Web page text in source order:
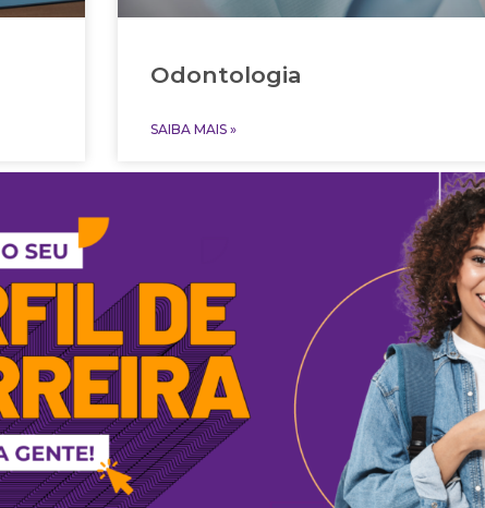
Odontologia
SAIBA MAIS »